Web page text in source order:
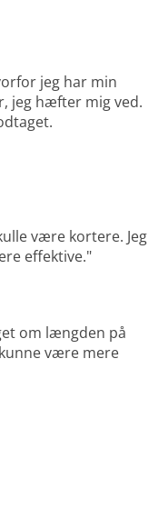
jeg har min
jeg hæfter mig ved.
være kortere. Jeg
effektive."
om længden på
være mere